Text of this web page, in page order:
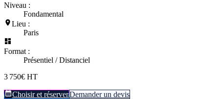
Niveau :
Fondamental
Lieu :
Paris
Format :
Présentiel / Distanciel
3 750€ HT
Choisir et réserverDemander un devis